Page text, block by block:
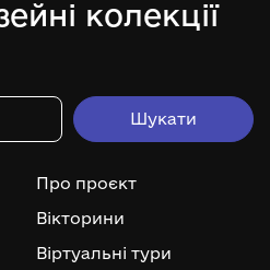
колекції
Про проєкт
Вікторини
Віртуальні тури